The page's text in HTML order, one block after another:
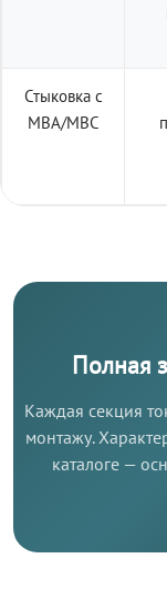
Стыковка с
МВА/МВС
Полная
Каждая секция
монтажу.
каталоге —